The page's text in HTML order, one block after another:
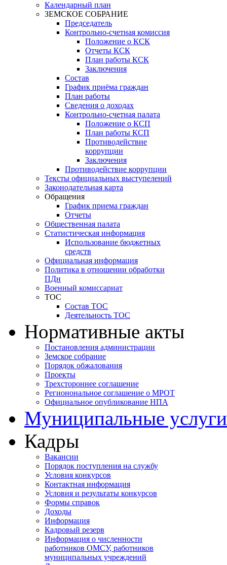
Календарный план
ЗЕМСКОЕ СОБРАНИЕ
Председатель
Контрольно-счетная комиссия
Положение о КСК
Отчеты КСК
План работы КСК
Заключения
Состав
График приёма граждан
План работы
Сведения о доходах
Контрольно-счетная палата
Положение о КСП
План работы КСП
Противодействие
коррупции
Заключения
Противодействие коррупции
Тексты официальных выступелений
Законодательная карта
Обращения
График приема граждан
Отчеты
Общественная палата
Статистическая информация
Использование бюджетных
средств
Официальная информация
Политика в отношении обработки
ПДн
Военный комиссариат
ТОС
Состав ТОС
Деятельность ТОС
Нормативные акты
Постановления администрации
Земское собрание
Порядок обжалования
Проекты
Трехстороннее соглашение
Регионональное соглашение о МРОТ
Официальное опубликование НПА
Муниципальные услуги
Кадры
Вакансии
Порядок поступления на службу
Условия конкурсов
Контактная информация
Условия и результаты конкурсов
Формы справок
Доходы
Информация
Кадровый резерв
Информация о численности
работников ОМСУ, работников
муниципальных учреждений